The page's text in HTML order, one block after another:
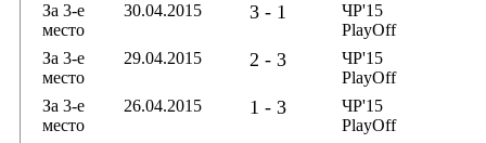
За 3-е
место
30.04.2015 3 - 1
ЧР'15
PlayOff
За 3-е
место
29.04.2015 2 - 3
ЧР'15
PlayOff
За 3-е
место
26.04.2015 1 - 3
ЧР'15
PlayOff